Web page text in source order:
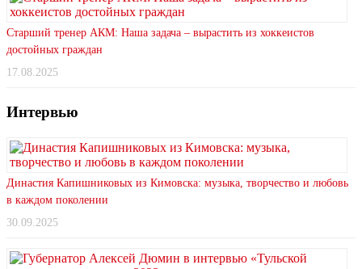
Старший тренер АКМ: Наша задача – вырастить из хоккеистов
достойных граждан
17.08.2025
Интервью
Династия Капишниковых из Кимовска: музыка, творчество и любовь
в каждом поколении
30.09.2025